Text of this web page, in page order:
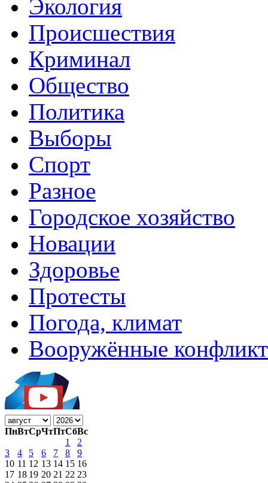
Экология
Происшествия
Криминал
Общество
Политика
Выборы
Спорт
Разное
Городское хозяйство
Новации
Здоровье
Протесты
Погода, климат
Вооружённые
ПнВтСрЧтПтСбВс
1
2
3
4 5 6 7 8
9
10 11 12 13 14 15 16
17 18 19 20 21 22 23